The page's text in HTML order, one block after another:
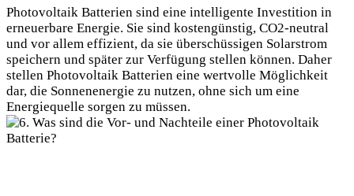
Photovoltaik Batterien sind eine intelligente Investition in
erneuerbare Energie. Sie sind kostengünstig, CO2-neutral
und vor allem effizient, da sie überschüssigen Solarstrom
speichern und später zur Verfügung stellen können. Daher
stellen Photovoltaik Batterien eine wertvolle Möglichkeit
dar, die Sonnenenergie zu nutzen, ohne sich um eine
Energiequelle sorgen zu müssen.